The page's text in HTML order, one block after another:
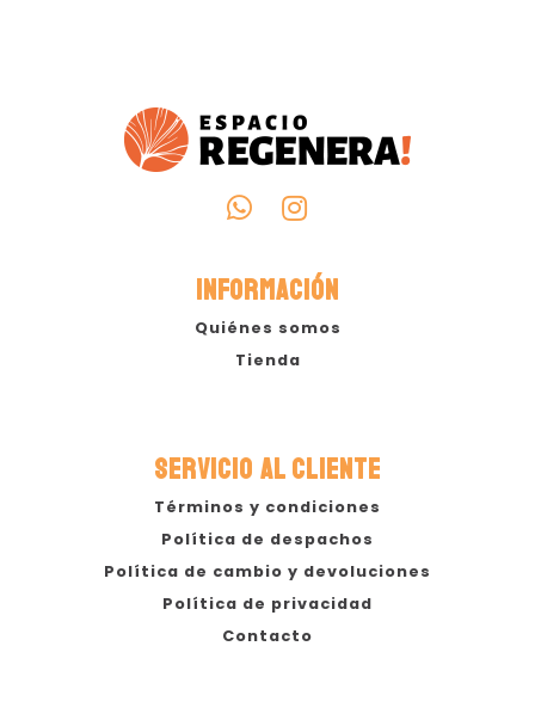
INFORMACIÓN
Quiénes somos
Tienda
SERVICIO AL CLIENTE
Términos y condiciones
Política de despachos
Política de cambio y devoluciones
Política de privacidad
Contacto